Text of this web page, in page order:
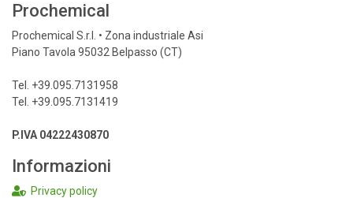
Prochemical
Prochemical S.r.l. • Zona industriale Asi
Piano Tavola 95032 Belpasso (CT)
Tel. +39.095.7131958
Tel. +39.095.7131419
P.IVA 04222430870
Informazioni
Privacy policy